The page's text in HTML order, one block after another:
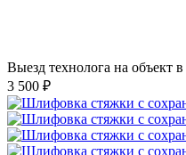
Выезд технолога на объект
3 500 ₽